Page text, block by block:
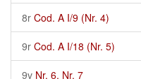
8r Cod. A I/9 (Nr. 4)
9r Cod. A I/18 (Nr. 5)
9v Nr. 6, Nr. 7